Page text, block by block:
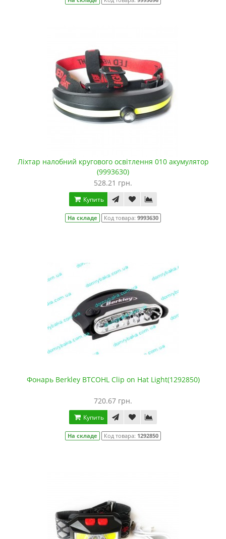
Ліхтар налобний кругового освітлення 010 акумулятор
(9993630)
528.21 грн.
Купить
На складе Код товара: 9993630
Фонарь Berkley BTCOHL Clip on Hat Light(1292850)
720.67 грн.
Купить
На складе Код товара: 1292850